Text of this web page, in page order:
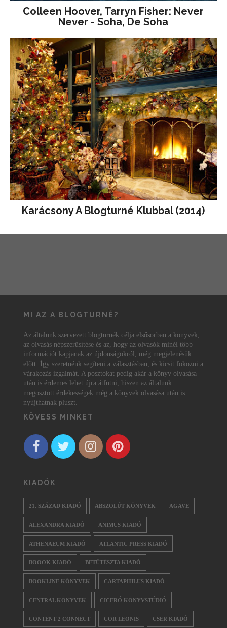
Colleen Hoover, Tarryn Fisher: Never
Never - Soha, De Soha
Karácsony A Blogturné Klubbal (2014)
MI AZ A BLOGTURNÉ?
Az általunk szervezett blogturnék célja elsősorban a könyvek,
az olvasás népszerűsítése és az, hogy az olvasók minél több
információt kapjanak az újdonságokról, még megjelenésük
előtt. Így szeretnénk segíteni a választásban, és kicsit fokozni a
várakozás izgalmát. A posztokat pedig akár a könyv olvasása
után is érdemes lehet újra átfutni, hiszen az általunk
megosztott érdekességek még a könyvek olvasása után is
nyújthatnak pluszt.
KÖVESS MINKET
KIADÓK
21. SZÁZAD KIADÓ ABSZOLÚT KÖNYVEK AGAVE
ALEXANDRA KIADÓ ANIMUS KIADÓ
ATHENAEUM KIADÓ ATLANTIC PRESS KIADÓ
BOOOK KIADÓ BETŰTÉSZTA KIADÓ
BOOKLINE KÖNYVEK CARTAPHILUS KIADÓ
CENTRAL KÖNYVEK CICERÓ KÖNYVSTÚDIÓ
CONTENT 2 CONNECT COR LEONIS CSER KIADÓ